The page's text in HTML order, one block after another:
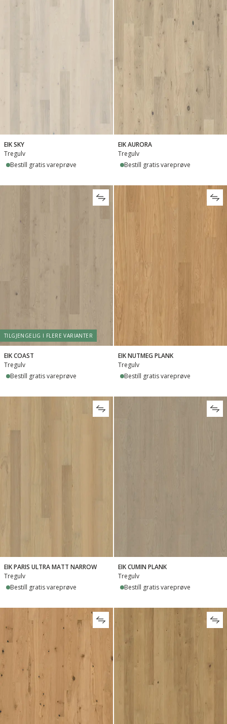
EIK SKY
Tregulv
Bestill gratis vareprøve
EIK AURORA
Tregulv
Bestill gratis vareprøve
TILGJENGELIG I FLERE VARIANTER
EIK COAST
Tregulv
Bestill gratis vareprøve
EIK NUTMEG PLANK
Tregulv
Bestill gratis vareprøve
EIK PARIS ULTRA MATT NARROW
Tregulv
Bestill gratis vareprøve
EIK CUMIN PLANK
Tregulv
Bestill gratis vareprøve